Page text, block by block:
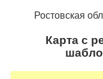
Ростовская
Карта с